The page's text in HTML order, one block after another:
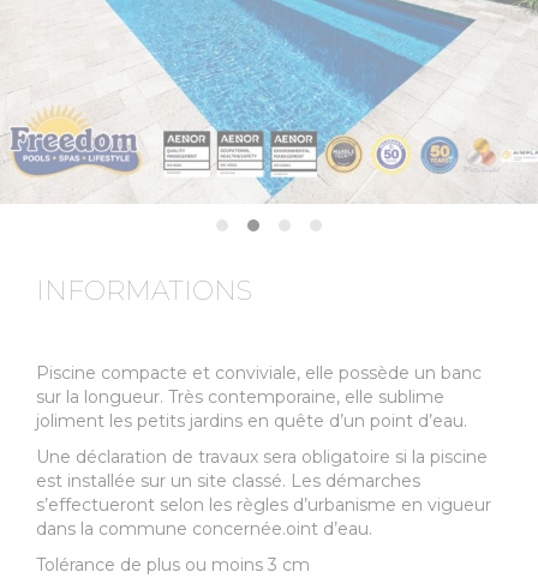
INFORMATIONS
Piscine compacte et conviviale, elle possède un banc
sur la longueur. Très contemporaine, elle sublime
joliment les petits jardins en quête d’un point d’eau.
Une déclaration de travaux sera obligatoire si la piscine
est installée sur un site classé. Les démarches
s’effectueront selon les règles d’urbanisme en vigueur
dans la commune concernée.oint d’eau.
Tolérance de plus ou moins 3 cm